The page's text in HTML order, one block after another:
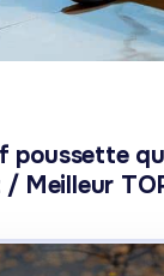
poussette
Meilleur